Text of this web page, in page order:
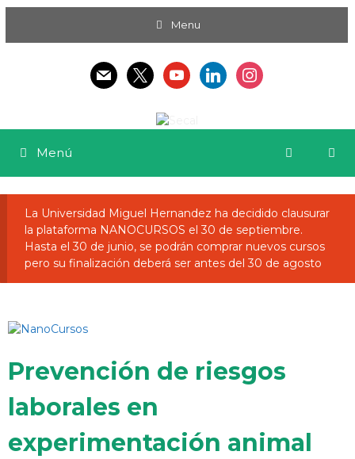
Menu
Menú
La Universidad Miguel Hernandez ha decidido clausurar
la plataforma NANOCURSOS el 30 de septiembre.
Hasta el 30 de junio, se podrán comprar nuevos cursos
pero su finalización deberá ser antes del 30 de agosto
Prevención de riesgos
laborales en
experimentación animal